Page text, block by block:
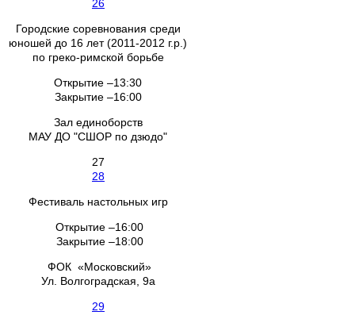
26
Городские соревнования среди
юношей до 16 лет (2011-2012 г.р.)
по греко-римской борьбе
Открытие –13:30
Закрытие –16:00
Зал единоборств
МАУ ДО "СШОР по дзюдо"
27
28
Фестиваль настольных игр
Открытие –16:00
Закрытие –18:00
ФОК «Московский»
Ул. Волгоградская, 9а
29